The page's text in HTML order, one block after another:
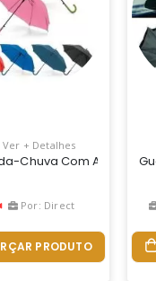
Possui 8
Ver + Detalhes
Chuva Com Abertura
Por: Direct
PRODUTO